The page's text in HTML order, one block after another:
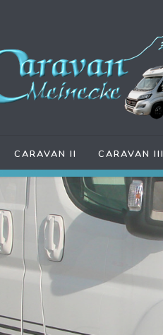
CARAVAN II CARAVAN III